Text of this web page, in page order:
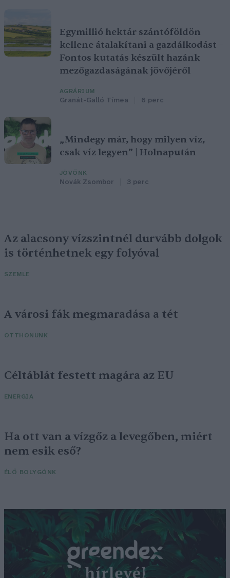
Egymillió hektár szántóföldön
kellene átalakítani a gazdálkodást –
Fontos kutatás készült hazánk
mezőgazdaságának jövőjéről
AGRÁRIUM
Granát-Galló Tímea 6 perc
„Mindegy már, hogy milyen víz,
csak víz legyen” | Holnapután
JÖVŐNK
Novák Zsombor 3 perc
Az alacsony vízszintnél durvább dolgok
is történhetnek egy folyóval
SZEMLE
A városi fák megmaradása a tét
OTTHONUNK
Céltáblát festett magára az EU
ENERGIA
Ha ott van a vízgőz a levegőben, miért
nem esik eső?
ÉLŐ BOLYGÓNK